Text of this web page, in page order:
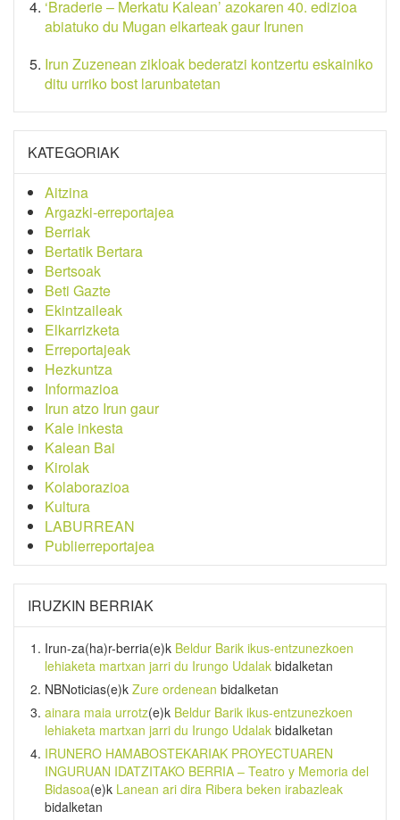
‘Braderie – Merkatu Kalean’ azokaren 40. edizioa
abiatuko du Mugan elkarteak gaur Irunen
Irun Zuzenean zikloak bederatzi kontzertu eskainiko
ditu urriko bost larunbatetan
KATEGORIAK
Aitzina
Argazki-erreportajea
Berriak
Bertatik Bertara
Bertsoak
Beti Gazte
Ekintzaileak
Elkarrizketa
Erreportajeak
Hezkuntza
Informazioa
Irun atzo Irun gaur
Kale inkesta
Kalean Bai
Kirolak
Kolaborazioa
Kultura
LABURREAN
Publierreportajea
IRUZKIN BERRIAK
Irun-za(ha)r-berria(e)k Beldur Barik ikus-entzunezkoen
lehiaketa martxan jarri du Irungo Udalak bidalketan
NBNoticias(e)k Zure ordenean bidalketan
ainara maia urrotz(e)k Beldur Barik ikus-entzunezkoen
lehiaketa martxan jarri du Irungo Udalak bidalketan
IRUNERO HAMABOSTEKARIAK PROYECTUAREN
INGURUAN IDATZITAKO BERRIA – Teatro y Memoria del
Bidasoa(e)k Lanean ari dira Ribera beken irabazleak
bidalketan